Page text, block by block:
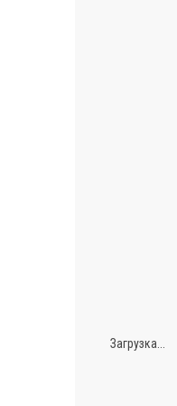
Загрузка...